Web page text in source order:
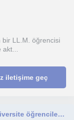
bir LL.M. öğrencisi
iletişime geç
Anlatmayı ve öğretmeyi severim. Lise, Üniversite öğrencilerine yönelik.